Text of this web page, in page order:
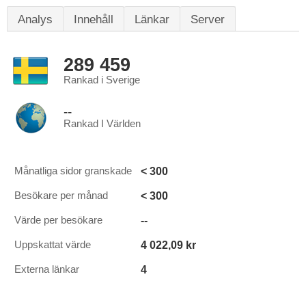
Analys Innehåll Länkar Server
289 459
Rankad i Sverige
--
Rankad I Världen
Månatliga sidor granskade < 300
Besökare per månad < 300
Värde per besökare --
Uppskattat värde 4 022,09 kr
Externa länkar 4